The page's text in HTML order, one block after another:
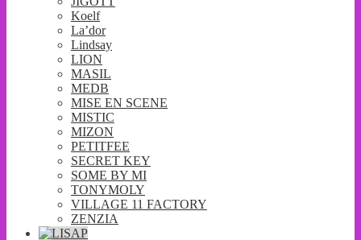
Koelf
La’dor
Lindsay
LION
MASIL
MEDB
MISE EN SCENE
MISTIC
MIZON
PETITFEE
SECRET KEY
SOME BY MI
TONYMOLY
VILLAGE 11 FACTORY
ZENZIA